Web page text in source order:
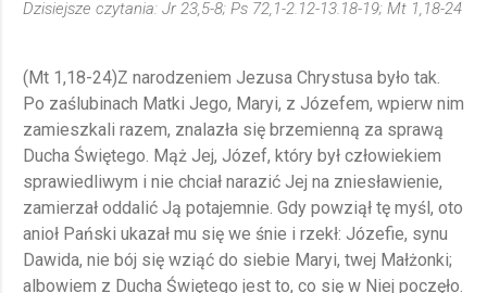
Dzisiejsze czytania: Jr 23,5-8; Ps 72,1-2.12-13.18-19; Mt 1,18-24
(Mt 1,18-24)Z narodzeniem Jezusa Chrystusa było tak.
Po zaślubinach Matki Jego, Maryi, z Józefem, wpierw nim
zamieszkali razem, znalazła się brzemienną za sprawą
Ducha Świętego. Mąż Jej, Józef, który był człowiekiem
sprawiedliwym i nie chciał narazić Jej na zniesławienie,
zamierzał oddalić Ją potajemnie. Gdy powziął tę myśl, oto
anioł Pański ukazał mu się we śnie i rzekł: Józefie, synu
Dawida, nie bój się wziąć do siebie Maryi, twej Małżonki;
albowiem z Ducha Świętego jest to, co się w Niej poczęło.